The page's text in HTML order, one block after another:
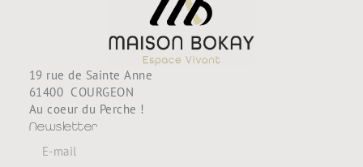
19 rue de Sainte Anne
61400 COURGEON
Au coeur du Perche !
Newsletter